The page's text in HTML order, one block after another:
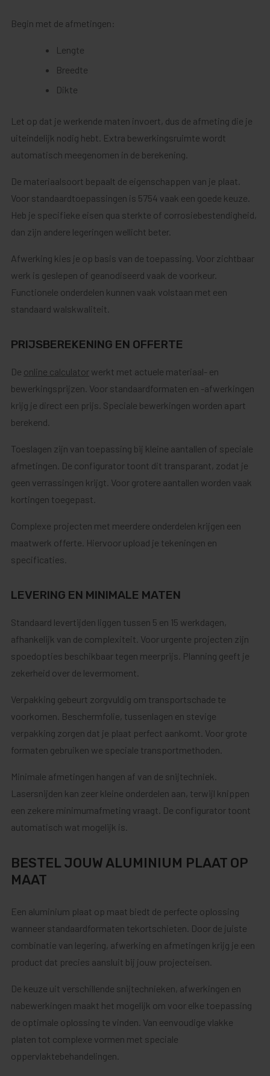
Begin met de afmetingen:
Lengte
Breedte
Dikte
Let op dat je werkende maten invoert, dus de afmeting die je
uiteindelijk nodig hebt. Extra bewerkingsruimte wordt
automatisch meegenomen in de berekening.
De materiaalsoort bepaalt de eigenschappen van je plaat.
Voor standaardtoepassingen is 5754 vaak een goede keuze.
Heb je specifieke eisen qua sterkte of corrosiebestendigheid,
dan zijn andere legeringen wellicht beter.
Afwerking kies je op basis van de toepassing. Voor zichtbaar
werk is geslepen of geanodiseerd vaak de voorkeur.
Functionele onderdelen kunnen vaak volstaan met een
standaard walskwaliteit.
PRIJSBEREKENING EN OFFERTE
De online calculator werkt met actuele materiaal- en
bewerkingsprijzen. Voor standaardformaten en -afwerkingen
krijg je direct een prijs. Speciale bewerkingen worden apart
berekend.
Toeslagen zijn van toepassing bij kleine aantallen of speciale
afmetingen. De configurator toont dit transparant, zodat je
geen verrassingen krijgt. Voor grotere aantallen worden vaak
kortingen toegepast.
Complexe projecten met meerdere onderdelen krijgen een
maatwerk offerte. Hiervoor upload je tekeningen en
specificaties.
LEVERING EN MINIMALE MATEN
Standaard levertijden liggen tussen 5 en 15 werkdagen,
afhankelijk van de complexiteit. Voor urgente projecten zijn
spoedopties beschikbaar tegen meerprijs. Planning geeft je
zekerheid over de levermoment.
Verpakking gebeurt zorgvuldig om transportschade te
voorkomen. Beschermfolie, tussenlagen en stevige
verpakking zorgen dat je plaat perfect aankomt. Voor grote
formaten gebruiken we speciale transportmethoden.
Minimale afmetingen hangen af van de snijtechniek.
Lasersnijden kan zeer kleine onderdelen aan, terwijl knippen
een zekere minimumafmeting vraagt. De configurator toont
automatisch wat mogelijk is.
BESTEL JOUW ALUMINIUM PLAAT OP
MAAT
Een aluminium plaat op maat biedt de perfecte oplossing
wanneer standaardformaten tekortschieten. Door de juiste
combinatie van legering, afwerking en afmetingen krijg je een
product dat precies aansluit bij jouw projecteisen.
De keuze uit verschillende snijtechnieken, afwerkingen en
nabewerkingen maakt het mogelijk om voor elke toepassing
de optimale oplossing te vinden. Van eenvoudige vlakke
platen tot complexe vormen met speciale
oppervlaktebehandelingen.